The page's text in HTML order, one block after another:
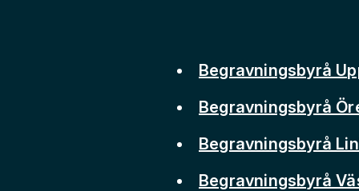
Begravningsbyrå
Begravningsbyrå
Begravningsbyrå
Begravningsbyrå